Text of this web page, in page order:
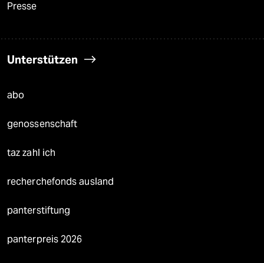
Presse
Unterstützen
abo
genossenschaft
taz zahl ich
recherchefonds ausland
panterstiftung
panterpreis 2026